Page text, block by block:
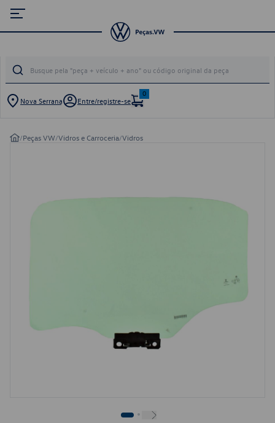
Nova Serrana Entre/registre-se
0
/Peças VW/Vidros e Carroceria/Vidros